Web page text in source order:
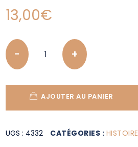
13,00€
Quantity
AJOUTER AU PANIER
UGS : 4332 CATÉGORIES : HISTOIRE